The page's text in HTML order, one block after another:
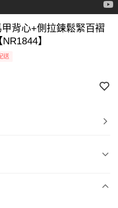
背心+側拉鍊鬆緊百褶
】
送